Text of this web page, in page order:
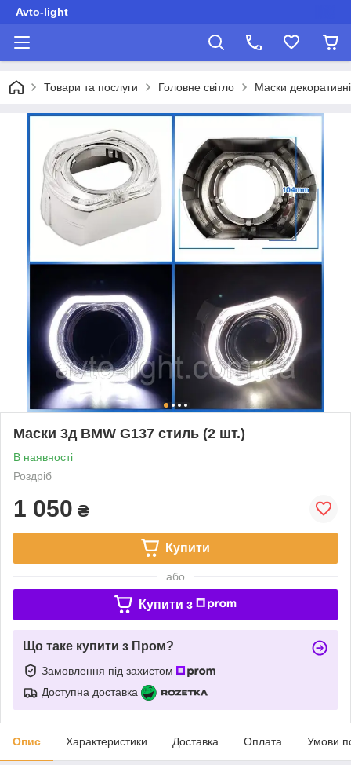
Avto-light
Товари та послуги Головне світло Маски
Маски 3д BMW G137 стиль (2 шт.)
В наявності
Роздріб
1 050 ₴
Купити
або
Купити з
Що таке купити з Пром?
Замовлення під захистом
Доступна доставка
Опис Характеристики Доставка Оплата Умови